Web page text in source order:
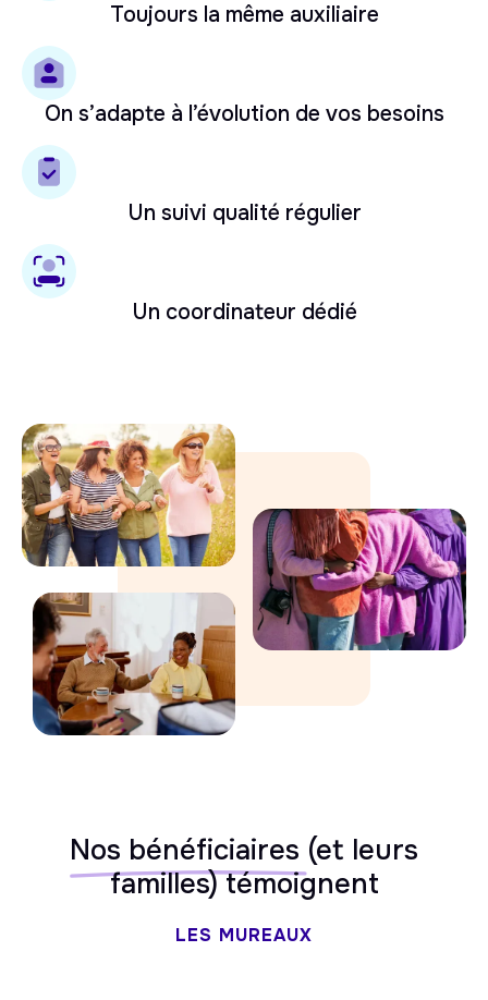
Toujours la même auxiliaire
On s’adapte à l’évolution de vos besoins
Un suivi qualité régulier
Un coordinateur dédié
Nos bénéficiaires (et leurs
familles) témoignent
LES MUREAUX